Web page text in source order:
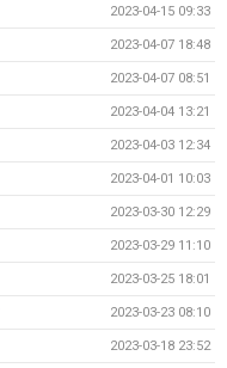
2023-04-15 09:33
2023-04-07 18:48
2023-04-07 08:51
2023-04-04 13:21
2023-04-03 12:34
2023-04-01 10:03
2023-03-30 12:29
2023-03-29 11:10
2023-03-25 18:01
2023-03-23 08:10
2023-03-18 23:52